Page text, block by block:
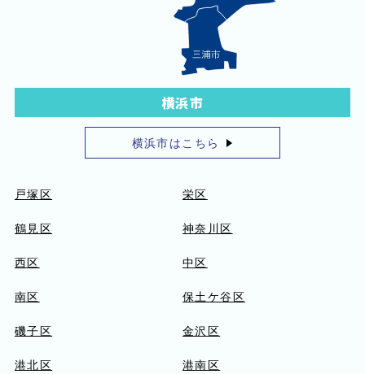
横浜市
横浜市はこちら
戸塚区 栄区
鶴見区 神奈川区
西区 中区
南区 保土ケ谷区
磯子区 金沢区
港北区 港南区